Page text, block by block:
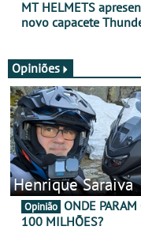
MT HELMETS
novo capacete
Opiniões
Henrique Saraiva
Opinião
100 MILHÕES?